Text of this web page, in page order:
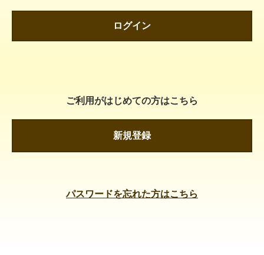
ログイン
ご利用がはじめての方はこちら
新規登録
パスワードを忘れた方はこちら